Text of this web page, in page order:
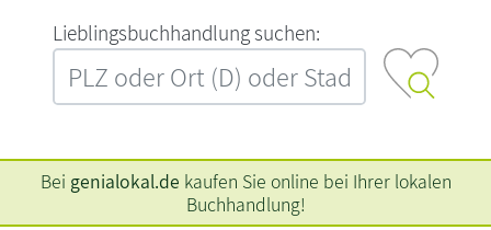
L‍i‍e‍b‍l‍i‍n‍g‍s‍b‍u‍c‍h‍h‍a‍n‍d‍l‍u‍n‍g‍ ‍s‍u‍c‍h‍e‍n‍:‍
Bei genialokal.de kaufen Sie online bei Ihrer lokalen
Buchhandlung!